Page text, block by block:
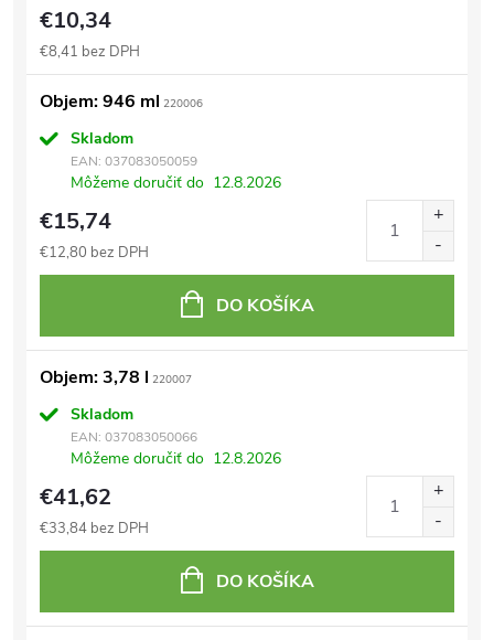
€10,34
€8,41 bez DPH
Objem: 946 ml 220006
Skladom
EAN: 037083050059
Môžeme doručiť do 12.8.2026
€15,74
€12,80 bez DPH
DO KOŠÍKA
Objem: 3,78 l 220007
Skladom
EAN: 037083050066
Môžeme doručiť do 12.8.2026
€41,62
€33,84 bez DPH
DO KOŠÍKA